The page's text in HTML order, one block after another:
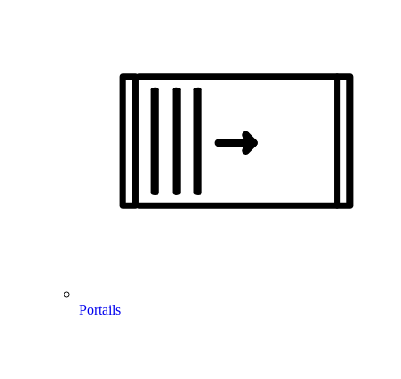
Portails